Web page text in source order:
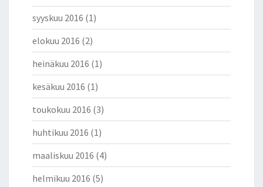
syyskuu 2016 (1)
elokuu 2016 (2)
heinäkuu 2016 (1)
kesäkuu 2016 (1)
toukokuu 2016 (3)
huhtikuu 2016 (1)
maaliskuu 2016 (4)
helmikuu 2016 (5)